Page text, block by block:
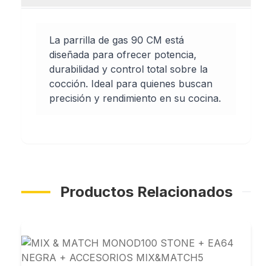
La parrilla de gas 90 CM está
diseñada para ofrecer potencia,
durabilidad y control total sobre la
cocción. Ideal para quienes buscan
precisión y rendimiento en su cocina.
Productos Relacionados